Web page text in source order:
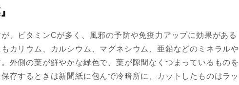
、ビタミンCが多く、風邪の予防や免疫力アップに効果がある
カリウム、カルシウム、マグネシウム、亜鉛などのミネラルや
外側の葉が鮮やかな緑色で、葉が隙間なくつまっているものを
存するときは新聞紙に包んで冷暗所に、カットしたものはラッ